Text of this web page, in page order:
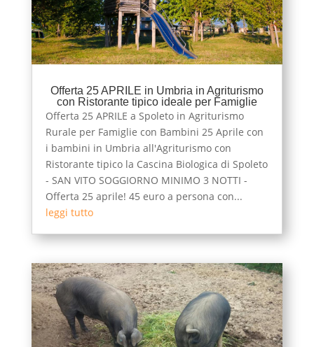
Offerta 25 APRILE in Umbria in Agriturismo
con Ristorante tipico ideale per Famiglie
Offerta 25 APRILE a Spoleto in Agriturismo
Rurale per Famiglie con Bambini 25 Aprile con
i bambini in Umbria all'Agriturismo con
Ristorante tipico la Cascina Biologica di Spoleto
- SAN VITO SOGGIORNO MINIMO 3 NOTTI -
Offerta 25 aprile! 45 euro a persona con...
leggi tutto